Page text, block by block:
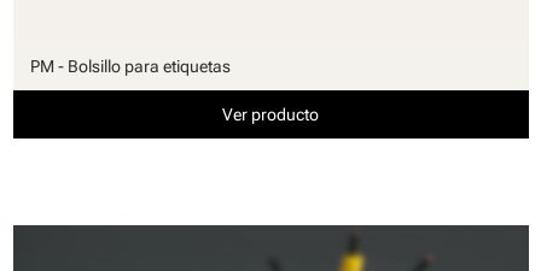
PM - Bolsillo para etiquetas
Ver producto